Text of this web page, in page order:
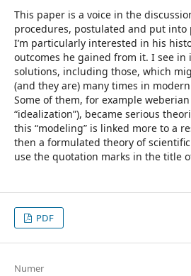
This paper is a voice in the
procedures, postulated and put into
I’m particularly interested in his
outcomes he gained from it. I see in
solutions, including those, which
(and they are) many times in
Some of them, for example
“idealization”), became serious
this “modeling” is linked more to a
then a formulated theory of scientific
use the quotation marks in the title
PDF
Numer